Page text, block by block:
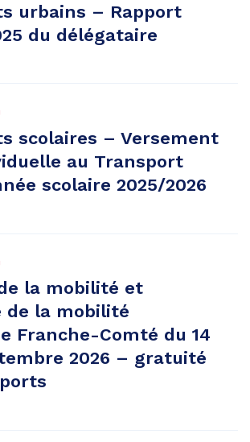
urbains – Rapport
du délégataire
scolaires – Versement
au Transport
scolaire 2025/2026
la mobilité et
de la mobilité
Franche-Comté du 14
2026 – gratuité